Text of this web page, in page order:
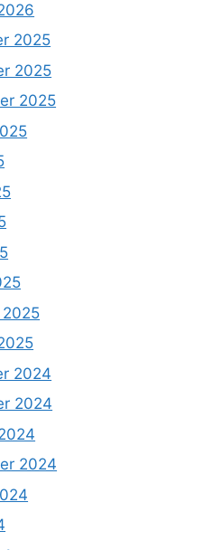
2025
2025
2025
2025
2024
2024
2024